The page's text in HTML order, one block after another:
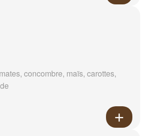
concombre, maïs, carottes,